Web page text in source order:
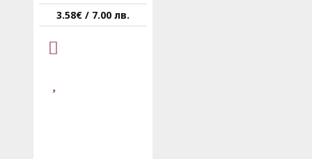
3.58€ / 7.00 лв.